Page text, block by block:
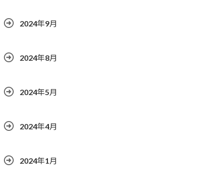
2024年9月
2024年8月
2024年5月
2024年4月
2024年1月